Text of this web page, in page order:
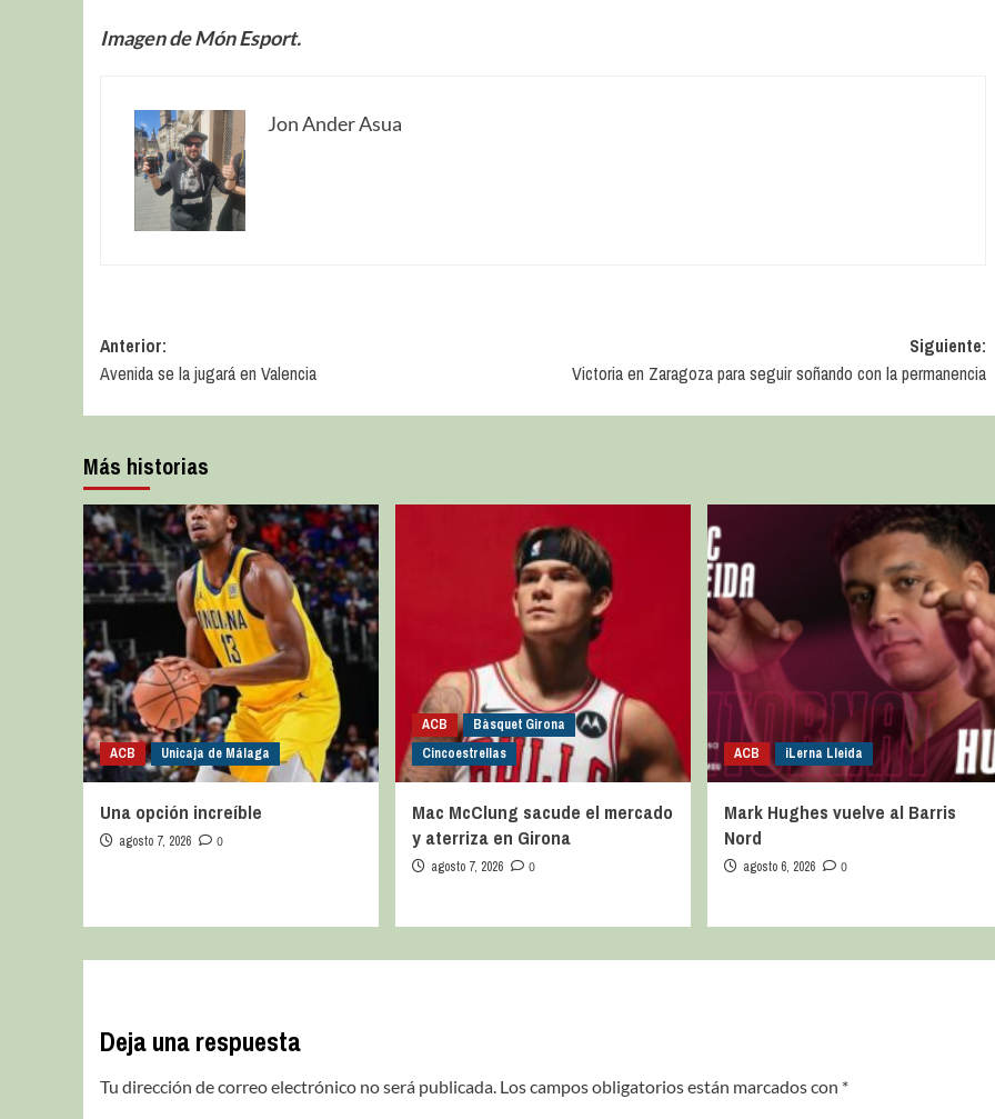
Imagen de Món Esport.
Jon Ander Asua
Anterior:
Avenida se la jugará en Valencia
Siguiente:
Victoria en Zaragoza para seguir soñando con la permanencia
Más historias
ACB Unicaja de Málaga
Una opción increíble
agosto 7, 2026 0
ACB
Bàsquet Girona
Cincoestrellas
Mac McClung sacude el mercado
y aterriza en Girona
agosto 7, 2026 0
ACB iLerna Lleida
Mark Hughes vuelve al Barris
Nord
agosto 6, 2026 0
Deja una respuesta
Tu dirección de correo electrónico no será publicada. Los campos obligatorios están marcados con *